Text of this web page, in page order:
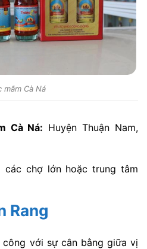
mắm Cà Ná
Cà Ná: Huyện Thuận Nam,
các chợ lớn hoặc trung tâm
Rang
với sự cân bằng giữa vị